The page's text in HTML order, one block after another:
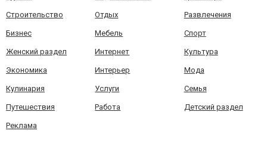
Строительство Отдых Развлечения
Бизнес Мебель Спорт
Женский раздел Интернет Культура
Экономика Интерьер Мода
Кулинария Услуги Семья
Путешествия Работа Детский раздел
Реклама